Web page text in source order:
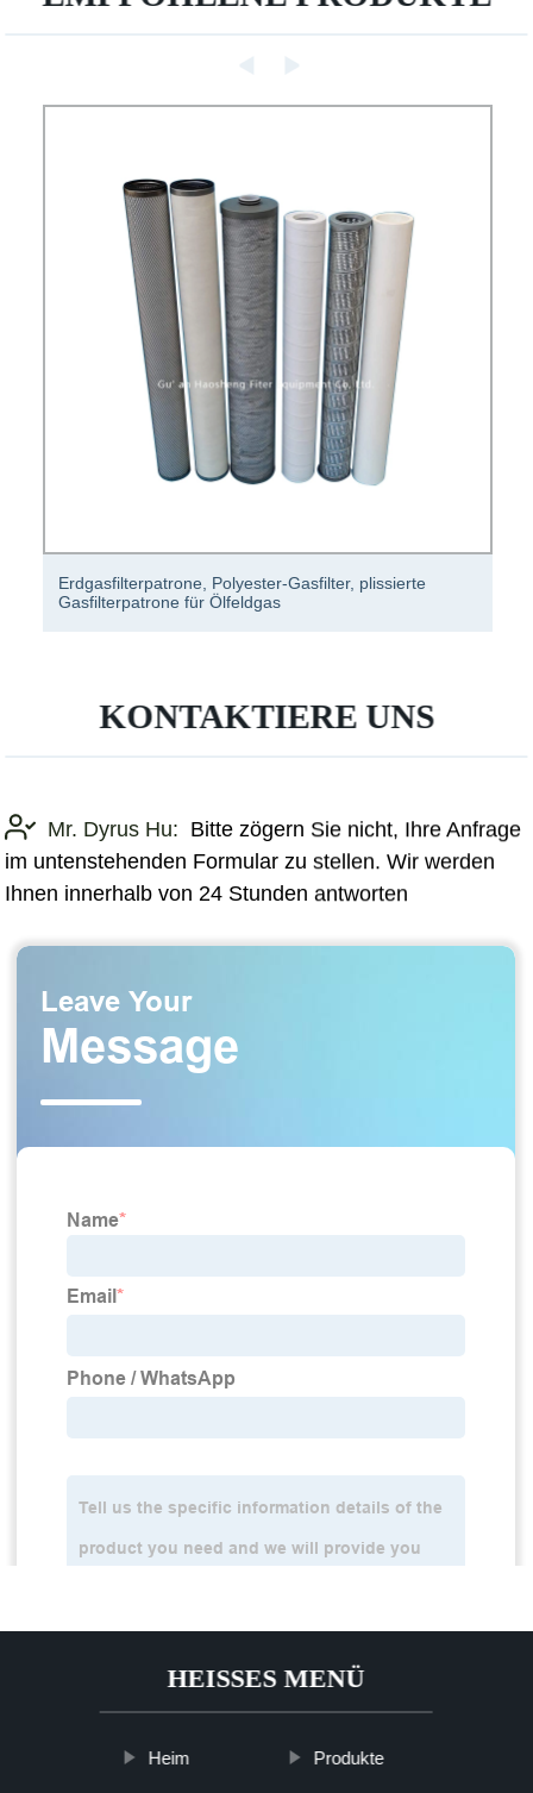
Erdgasfilterpatrone, Polyester-Gasfilter, plissierte
Gasfilterpatrone für Ölfeldgas
KONTAKTIERE UNS
Mr. Dyrus Hu: Bitte zögern Sie nicht, Ihre Anfrage
im untenstehenden Formular zu stellen. Wir werden
Ihnen innerhalb von 24 Stunden antworten
HEISSES MENÜ
Heim Produkte